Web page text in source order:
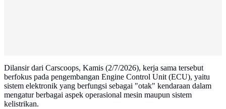
Dilansir dari Carscoops, Kamis (2/7/2026), kerja sama tersebut
berfokus pada pengembangan Engine Control Unit (ECU), yaitu
sistem elektronik yang berfungsi sebagai "otak" kendaraan dalam
mengatur berbagai aspek operasional mesin maupun sistem
kelistrikan.